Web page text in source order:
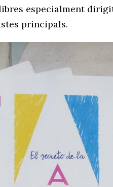
especialment
principals.